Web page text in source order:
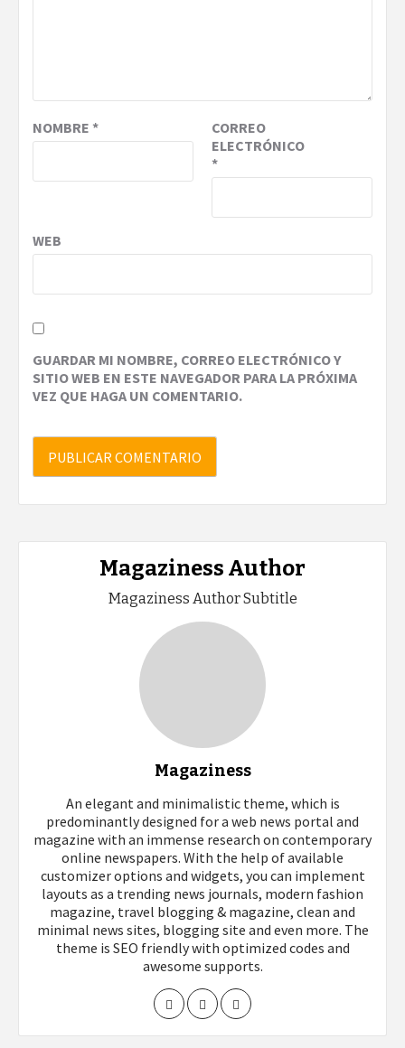
NOMBRE *
CORREO
ELECTRÓNICO
*
WEB
GUARDAR MI NOMBRE, CORREO ELECTRÓNICO Y
SITIO WEB EN ESTE NAVEGADOR PARA LA PRÓXIMA
VEZ QUE HAGA UN COMENTARIO.
Magaziness Author
Magaziness Author Subtitle
Magaziness
An elegant and minimalistic theme, which is
predominantly designed for a web news portal and
magazine with an immense research on contemporary
online newspapers. With the help of available
customizer options and widgets, you can implement
layouts as a trending news journals, modern fashion
magazine, travel blogging & magazine, clean and
minimal news sites, blogging site and even more. The
theme is SEO friendly with optimized codes and
awesome supports.